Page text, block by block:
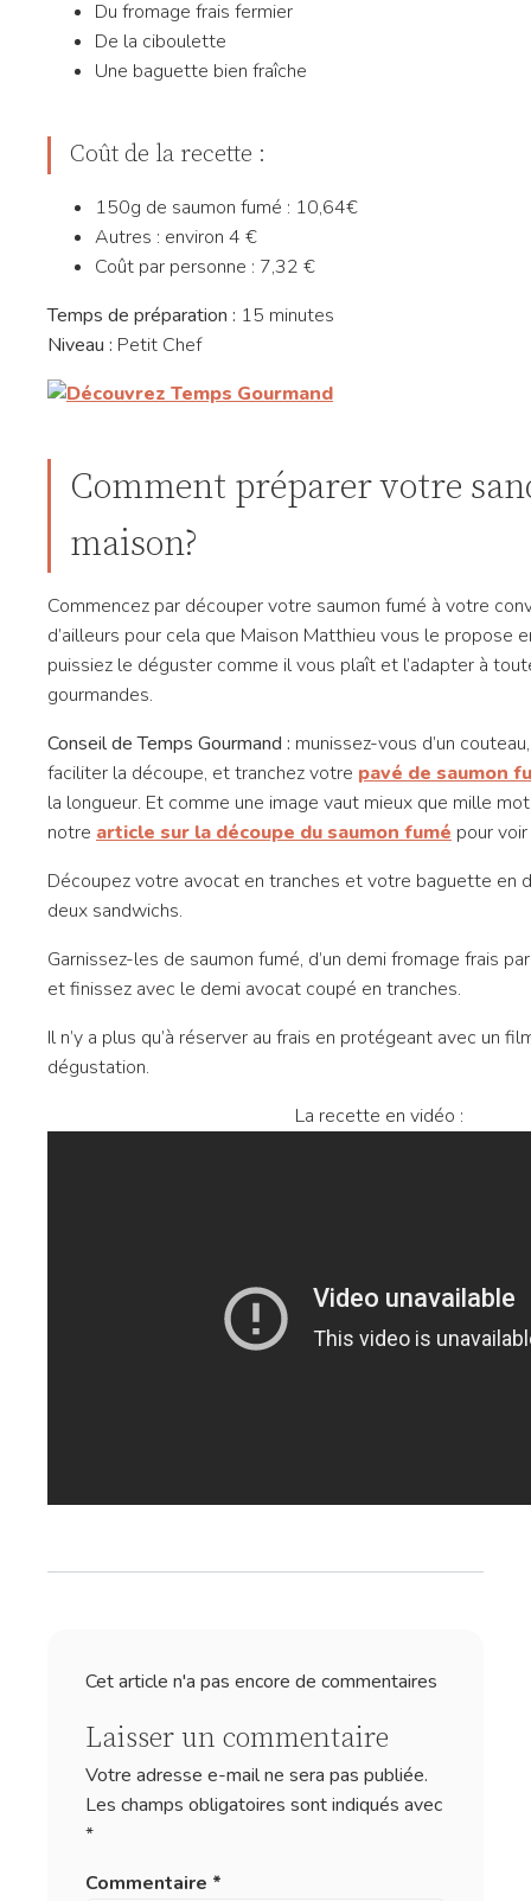
Du fromage frais fermier
De la ciboulette
Une baguette bien fraîche
Coût de la recette :
150g de saumon fumé : 10,64€
Autres : environ 4 €
Coût par personne : 7,32 €
Temps de préparation : 15 minutes
Niveau : Petit Chef
Comment préparer votre
maison?
Commencez par découper votre saumon fumé à votre
d’ailleurs pour cela que Maison Matthieu vous le propose
puissiez le déguster comme il vous plaît et l’adapter à
gourmandes.
Conseil de Temps Gourmand : munissez-vous d’un
faciliter la découpe, et tranchez votre pavé de saumon
la longueur. Et comme une image vaut mieux que mille
notre article sur la découpe du saumon fumé pour
Découpez votre avocat en tranches et votre baguette en
deux sandwichs.
Garnissez-les de saumon fumé, d’un demi fromage frais
et finissez avec le demi avocat coupé en tranches.
Il n’y a plus qu’à réserver au frais en protégeant avec un
dégustation.
La recette en vidéo :
Cet article n'a pas encore de commentaires
Laisser un commentaire
Votre adresse e-mail ne sera pas publiée.
Les champs obligatoires sont indiqués avec
*
Commentaire *